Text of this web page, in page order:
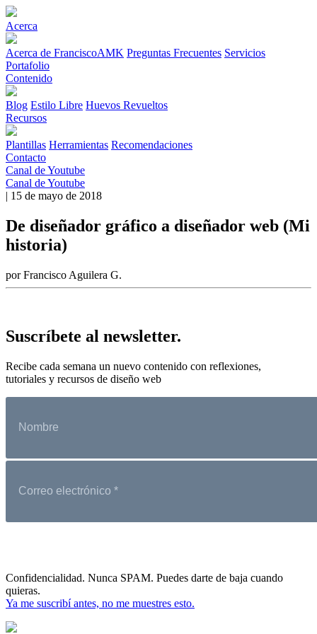
Acerca
Acerca de FranciscoAMK Preguntas Frecuentes Servicios
Portafolio
Contenido
Blog Estilo Libre Huevos Revueltos
Recursos
Plantillas Herramientas Recomendaciones
Contacto
Canal de Youtube
Canal de Youtube
| 15 de mayo de 2018
De diseñador gráfico a diseñador web (Mi
historia)
por Francisco Aguilera G.
Suscríbete al newsletter.
Recibe cada semana un nuevo contenido con reflexiones,
tutoriales y recursos de diseño web
Confidencialidad. Nunca SPAM. Puedes darte de baja cuando
quieras.
Ya me suscribí antes, no me muestres esto.